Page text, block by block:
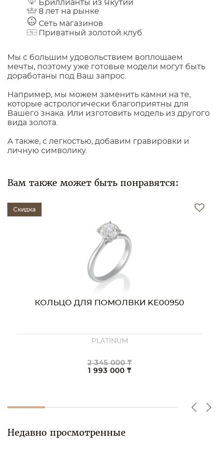
Бриллианты из Якутии
8 лет на рынке
Сеть магазинов
Приватный золотой клуб
Мы с большим удовольствием воплощаем
мечты, поэтому уже готовые модели могут быть
доработаны под Ваш запрос.
Например, мы можем заменить камни на те,
которые астрологически благоприятны для
Вашего знака. Или изготовить модель из другого
вида золота.
А также, с легкостью, добавим гравировки и
личную символику.
Вам также может быть понравятся:
Скидка
КОЛЬЦО ДЛЯ ПОМОЛВКИ KE00950
PLATINUM
2 345 000 ₸
1 993 000 ₸
Недавно просмотренные